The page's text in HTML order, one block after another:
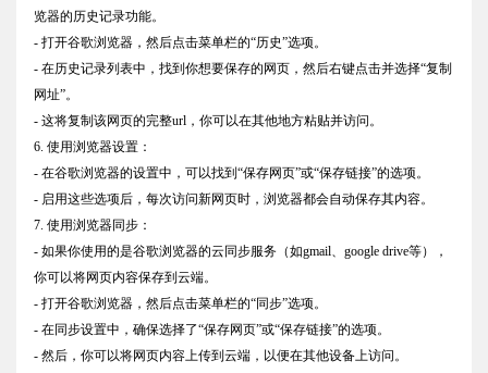
览器的历史记录功能。
- 打开谷歌浏览器，然后点击菜单栏的“历史”选项。
- 在历史记录列表中，找到你想要保存的网页，然后右键点击并选择“复制
网址”。
- 这将复制该网页的完整url，你可以在其他地方粘贴并访问。
6. 使用浏览器设置：
- 在谷歌浏览器的设置中，可以找到“保存网页”或“保存链接”的选项。
- 启用这些选项后，每次访问新网页时，浏览器都会自动保存其内容。
7. 使用浏览器同步：
- 如果你使用的是谷歌浏览器的云同步服务（如gmail、google drive等），
你可以将网页内容保存到云端。
- 打开谷歌浏览器，然后点击菜单栏的“同步”选项。
- 在同步设置中，确保选择了“保存网页”或“保存链接”的选项。
- 然后，你可以将网页内容上传到云端，以便在其他设备上访问。